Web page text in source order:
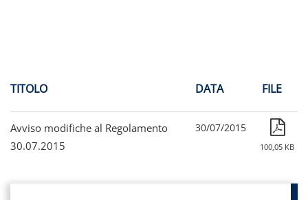
TITOLO DATA FILE
Avviso modifiche al Regolamento
30.07.2015
30/07/2015
100,05 KB